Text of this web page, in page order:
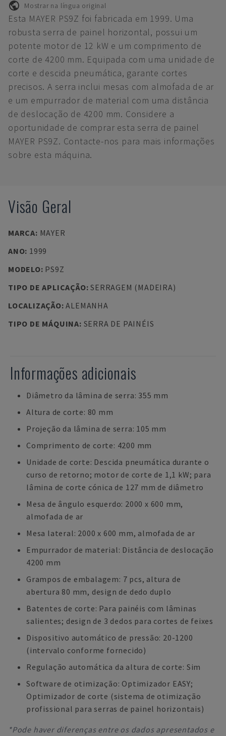
Mostrar na língua original
Esta MAYER PS9Z foi fabricada em 1999. Uma
robusta serra de painel horizontal, possui um
potente motor de 12 kW e um comprimento de
corte de 4200 mm. Equipada com uma unidade de
corte e descida pneumática, garante cortes
precisos. A serra inclui mesas com almofada de ar
e um empurrador de material com uma distância
de deslocação de 4200 mm. Considere a
oportunidade de comprar esta serra de painel
MAYER PS9Z. Contacte-nos para mais informações
sobre esta máquina.
Visão Geral
MARCA: MAYER
ANO: 1999
MODELO: PS9Z
TIPO DE APLICAÇÃO:SERRAGEM (MADEIRA)
LOCALIZAÇÃO:ALEMANHA
TIPO DE MÁQUINA: SERRA DE PAINÉIS
Informações adicionais
Diâmetro da lâmina de serra: 355 mm
Altura de corte: 80 mm
Projeção da lâmina de serra: 105 mm
Comprimento de corte: 4200 mm
Unidade de corte: Descida pneumática durante o
curso de retorno; motor de corte de 1,1 kW; para
lâmina de corte cónica de 127 mm de diâmetro
Mesa de ângulo esquerdo: 2000 x 600 mm,
almofada de ar
Mesa lateral: 2000 x 600 mm, almofada de ar
Empurrador de material: Distância de deslocação
4200 mm
Grampos de embalagem: 7 pcs, altura de
abertura 80 mm, design de dedo duplo
Batentes de corte: Para painéis com lâminas
salientes; design de 3 dedos para cortes de feixes
Dispositivo automático de pressão: 20-1200
(intervalo conforme fornecido)
Regulação automática da altura de corte: Sim
Software de otimização: Optimizador EASY;
Optimizador de corte (sistema de otimização
profissional para serras de painel horizontais)
*Pode haver diferenças entre os dados apresentados e